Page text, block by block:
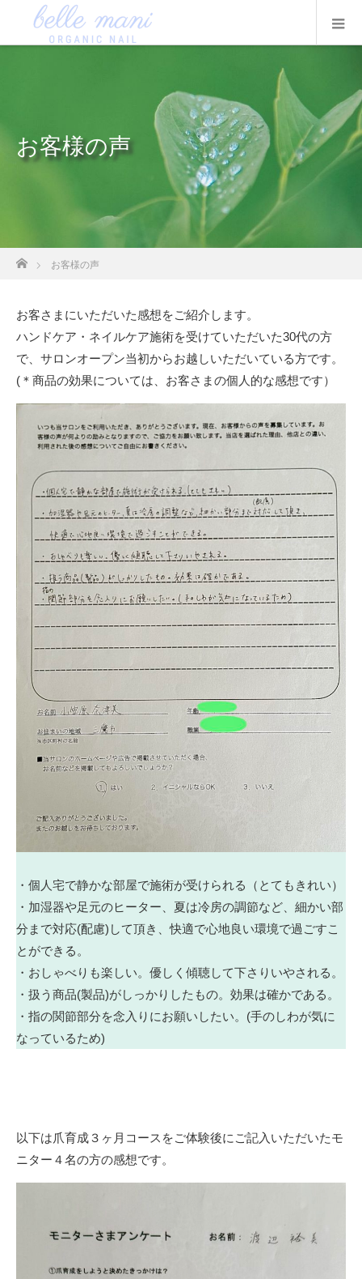
お客様の声
ホーム
お客様の声
お客さまにいただいた感想をご紹介します。
ハンドケア・ネイルケア施術を受けていただいた30代の方
で、サロンオープン当初からお越しいただいている方です。
(＊商品の効果については、お客さまの個人的な感想です）
・個人宅で静かな部屋で施術が受けられる（とてもきれい）
・加湿器や足元のヒーター、夏は冷房の調節など、細かい部
分まで対応(配慮)して頂き、快適で心地良い環境で過ごすこ
とができる。
・おしゃべりも楽しい。優しく傾聴して下さりいやされる。
・扱う商品(製品)がしっかりしたもの。効果は確かである。
・指の関節部分を念入りにお願いしたい。(手のしわが気に
なっているため)
以下は爪育成３ヶ月コースをご体験後にご記入いただいたモ
ニター４名の方の感想です。